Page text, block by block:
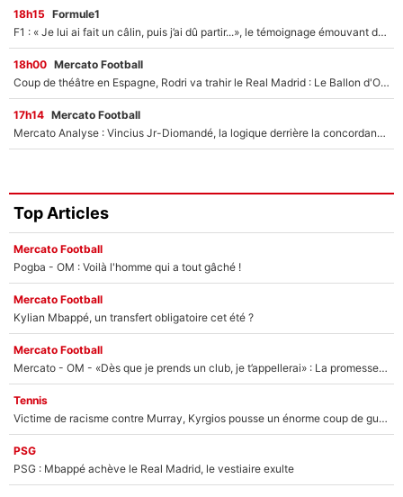
18h15 Formule1
F1 : « Je lui ai fait un câlin, puis j’ai dû partir...», le témoignage émouvant de Max Verstappen sur sa fille
18h00 Mercato Football
Coup de théâtre en Espagne, Rodri va trahir le Real Madrid : Le Ballon d'Or a choisi de signer au FC Barcelone !
17h14 Mercato Football
Mercato Analyse : Vincius Jr-Diomandé, la logique derrière la concordance des temps
Top Articles
Mercato Football
Pogba - OM : Voilà l'homme qui a tout gâché !
Mercato Football
Kylian Mbappé, un transfert obligatoire cet été ?
Mercato Football
Mercato - OM - «Dès que je prends un club, je t’appellerai» : La promesse de Marcelino au moment de claquer la porte
Tennis
Victime de racisme contre Murray, Kyrgios pousse un énorme coup de gueule !
PSG
PSG : Mbappé achève le Real Madrid, le vestiaire exulte